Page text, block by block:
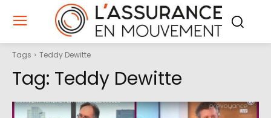
Tags Teddy Dewitte
Tag: Teddy Dewitte